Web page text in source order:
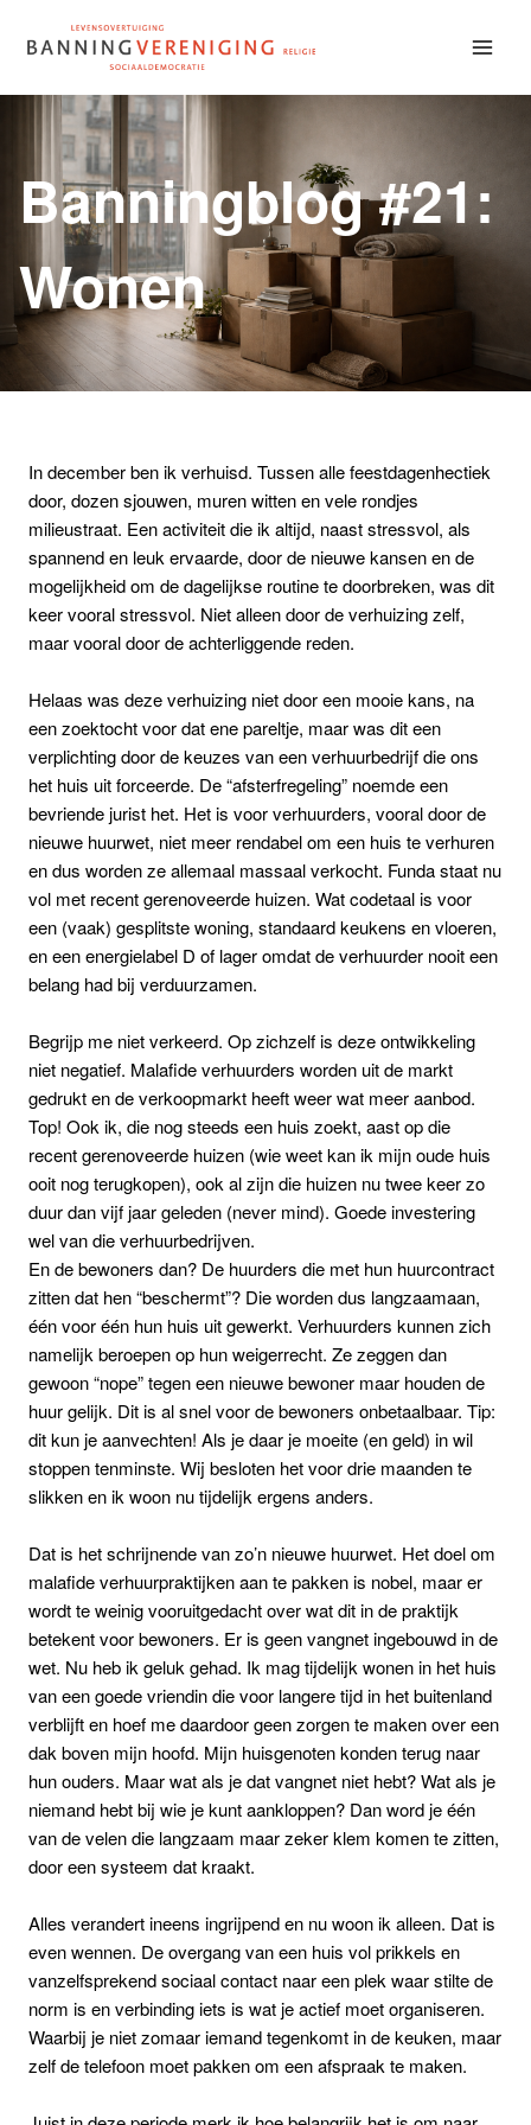
naar
Banningblog #21:
Wonen
In december ben ik verhuisd. Tussen alle feestdagenhectiek
door, dozen sjouwen, muren witten en vele rondjes
milieustraat. Een activiteit die ik altijd, naast stressvol, als
spannend en leuk ervaarde, door de nieuwe kansen en de
mogelijkheid om de dagelijkse routine te doorbreken, was dit
keer vooral stressvol. Niet alleen door de verhuizing zelf,
maar vooral door de achterliggende reden.
Helaas was deze verhuizing niet door een mooie kans, na
een zoektocht voor dat ene pareltje, maar was dit een
verplichting door de keuzes van een verhuurbedrijf die ons
het huis uit forceerde. De “afsterfregeling” noemde een
bevriende jurist het. Het is voor verhuurders, vooral door de
nieuwe huurwet, niet meer rendabel om een huis te verhuren
en dus worden ze allemaal massaal verkocht. Funda staat nu
vol met recent gerenoveerde huizen. Wat codetaal is voor
een (vaak) gesplitste woning, standaard keukens en vloeren,
en een energielabel D of lager omdat de verhuurder nooit een
belang had bij verduurzamen.
Begrijp me niet verkeerd. Op zichzelf is deze ontwikkeling
niet negatief. Malafide verhuurders worden uit de markt
gedrukt en de verkoopmarkt heeft weer wat meer aanbod.
Top! Ook ik, die nog steeds een huis zoekt, aast op die
recent gerenoveerde huizen (wie weet kan ik mijn oude huis
ooit nog terugkopen), ook al zijn die huizen nu twee keer zo
duur dan vijf jaar geleden (never mind). Goede investering
wel van die verhuurbedrijven.
En de bewoners dan? De huurders die met hun huurcontract
zitten dat hen “beschermt”? Die worden dus langzaamaan,
één voor één hun huis uit gewerkt. Verhuurders kunnen zich
namelijk beroepen op hun weigerrecht. Ze zeggen dan
gewoon “nope” tegen een nieuwe bewoner maar houden de
huur gelijk. Dit is al snel voor de bewoners onbetaalbaar. Tip:
dit kun je aanvechten! Als je daar je moeite (en geld) in wil
stoppen tenminste. Wij besloten het voor drie maanden te
slikken en ik woon nu tijdelijk ergens anders.
Dat is het schrijnende van zo’n nieuwe huurwet. Het doel om
malafide verhuurpraktijken aan te pakken is nobel, maar er
wordt te weinig vooruitgedacht over wat dit in de praktijk
betekent voor bewoners. Er is geen vangnet ingebouwd in de
wet. Nu heb ik geluk gehad. Ik mag tijdelijk wonen in het huis
van een goede vriendin die voor langere tijd in het buitenland
verblijft en hoef me daardoor geen zorgen te maken over een
dak boven mijn hoofd. Mijn huisgenoten konden terug naar
hun ouders. Maar wat als je dat vangnet niet hebt? Wat als je
niemand hebt bij wie je kunt aankloppen? Dan word je één
van de velen die langzaam maar zeker klem komen te zitten,
door een systeem dat kraakt.
Alles verandert ineens ingrijpend en nu woon ik alleen. Dat is
even wennen. De overgang van een huis vol prikkels en
vanzelfsprekend sociaal contact naar een plek waar stilte de
norm is en verbinding iets is wat je actief moet organiseren.
Waarbij je niet zomaar iemand tegenkomt in de keuken, maar
zelf de telefoon moet pakken om een afspraak te maken.